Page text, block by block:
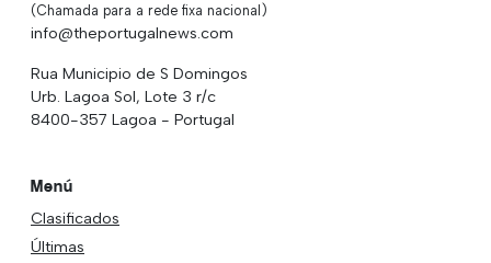
(Chamada para a rede fixa nacional)
info@theportugalnews.com
Rua Municipio de S Domingos
Urb. Lagoa Sol, Lote 3 r/c
8400-357 Lagoa - Portugal
Menú
Clasificados
Últimas